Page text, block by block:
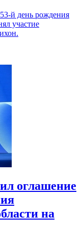
й день рождения
участие
оглашение
на